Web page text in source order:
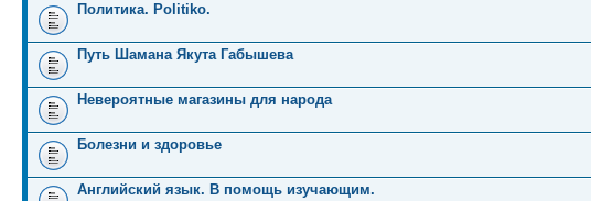
Политика. Politiko.
Путь Шамана Якута Габышева
Невероятные магазины для народа
Болезни и здоровье
Английский язык. В помощь изучающим.